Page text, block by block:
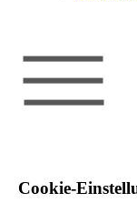
Cookie-